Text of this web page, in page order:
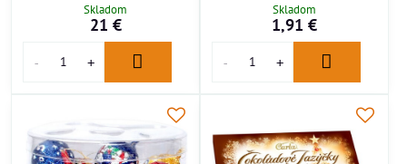
Skladom
21 €
Skladom
1,91 €